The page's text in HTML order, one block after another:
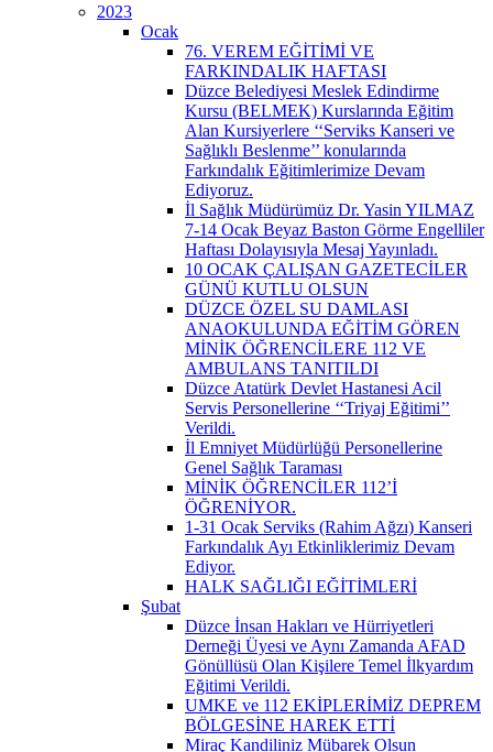
2023
Ocak
76. VEREM EĞİTİMİ VE
FARKINDALIK HAFTASI
Düzce Belediyesi Meslek Edindirme
Kursu (BELMEK) Kurslarında Eğitim
Alan Kursiyerlere ‘‘Serviks Kanseri ve
Sağlıklı Beslenme’’ konularında
Farkındalık Eğitimlerimize Devam
Ediyoruz.
İl Sağlık Müdürümüz Dr. Yasin YILMAZ
7-14 Ocak Beyaz Baston Görme Engelliler
Haftası Dolayısıyla Mesaj Yayınladı.
10 OCAK ÇALIŞAN GAZETECİLER
GÜNÜ KUTLU OLSUN
DÜZCE ÖZEL SU DAMLASI
ANAOKULUNDA EĞİTİM GÖREN
MİNİK ÖĞRENCİLERE 112 VE
AMBULANS TANITILDI
Düzce Atatürk Devlet Hastanesi Acil
Servis Personellerine ‘‘Triyaj Eğitimi’’
Verildi.
İl Emniyet Müdürlüğü Personellerine
Genel Sağlık Taraması
MİNİK ÖĞRENCİLER 112’İ
ÖĞRENİYOR.
1-31 Ocak Serviks (Rahim Ağzı) Kanseri
Farkındalık Ayı Etkinliklerimiz Devam
Ediyor.
HALK SAĞLIĞI EĞİTİMLERİ
Şubat
Düzce İnsan Hakları ve Hürriyetleri
Derneği Üyesi ve Aynı Zamanda AFAD
Gönüllüsü Olan Kişilere Temel İlkyardım
Eğitimi Verildi.
UMKE ve 112 EKİPLERİMİZ DEPREM
BÖLGESİNE HAREK ETTİ
Miraç Kandiliniz Mübarek Olsun